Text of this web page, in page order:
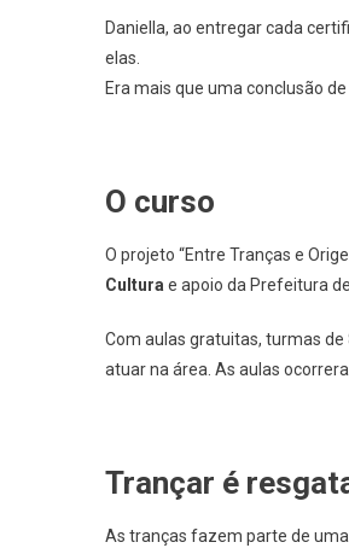
Daniella, ao entregar cada
elas.
Era mais que uma conclusão
O curso
O projeto “Entre Tranças e
Cultura e apoio da Prefeitura
Com aulas gratuitas, turmas
atuar na área. As aulas
Trançar é
As tranças fazem parte de